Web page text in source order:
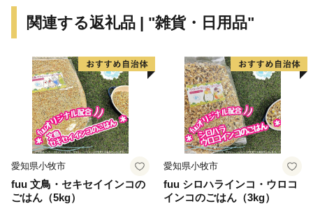
いまちです。／
兵庫県中東部、四方を山々に囲まれた篠山盆地に位置
し、古来、京都への交通の要として栄えてきた歴史ある
城下町。
まちなみや山鉾が巡行する祭礼など、現在も京都文化の
影響が随所に色濃く残っています。
また、盆地特有の昼夜の気候や、秋から冬にかけて発生
する「丹波霧」などの独特の気候風土が、全国的にも有
関連する返礼品 | "雑貨・日用品"
愛知県小牧市
fuu 文鳥・セキセイインコの
ごはん（5kg）
愛知県小牧市
fuu シロハラインコ・ウロコ
インコのごはん（3kg）